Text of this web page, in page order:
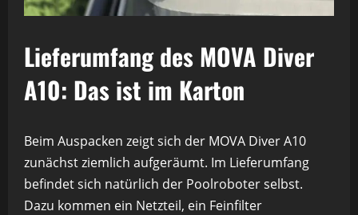
Lieferumfang des MOVA Diver
A10: Das ist im Karton
Beim Auspacken zeigt sich der MOVA Diver A10
zunächst ziemlich aufgeräumt. Im Lieferumfang
befindet sich natürlich der Poolroboter selbst.
Dazu kommen ein Netzteil, ein Feinfilter